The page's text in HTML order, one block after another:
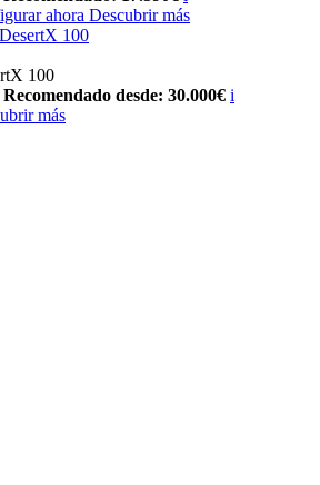
ahora Descubrir más
DesertX 100
100
desde: 30.000€ i
más